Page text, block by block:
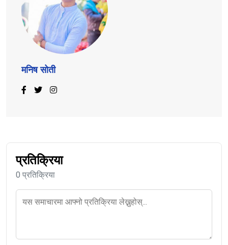
मनिष सोती
प्रतिक्रिया
0 प्रतिक्रिया